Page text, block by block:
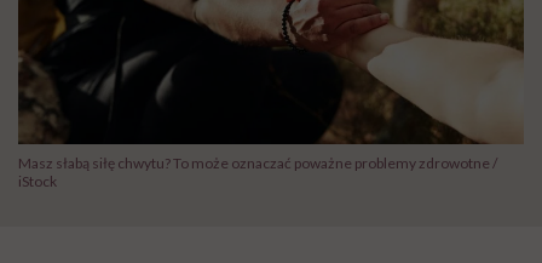
Masz słabą siłę chwytu? To może oznaczać poważne problemy zdrowotne /
iStock